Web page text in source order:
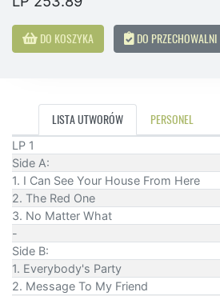
DO KOSZYKA DO PRZECHOWALNI
LISTA UTWORÓW PERSONEL
LP 1
Side A:
1. I Can See Your House From Here
2. The Red One
3. No Matter What
-
Side B:
1. Everybody's Party
2. Message To My Friend